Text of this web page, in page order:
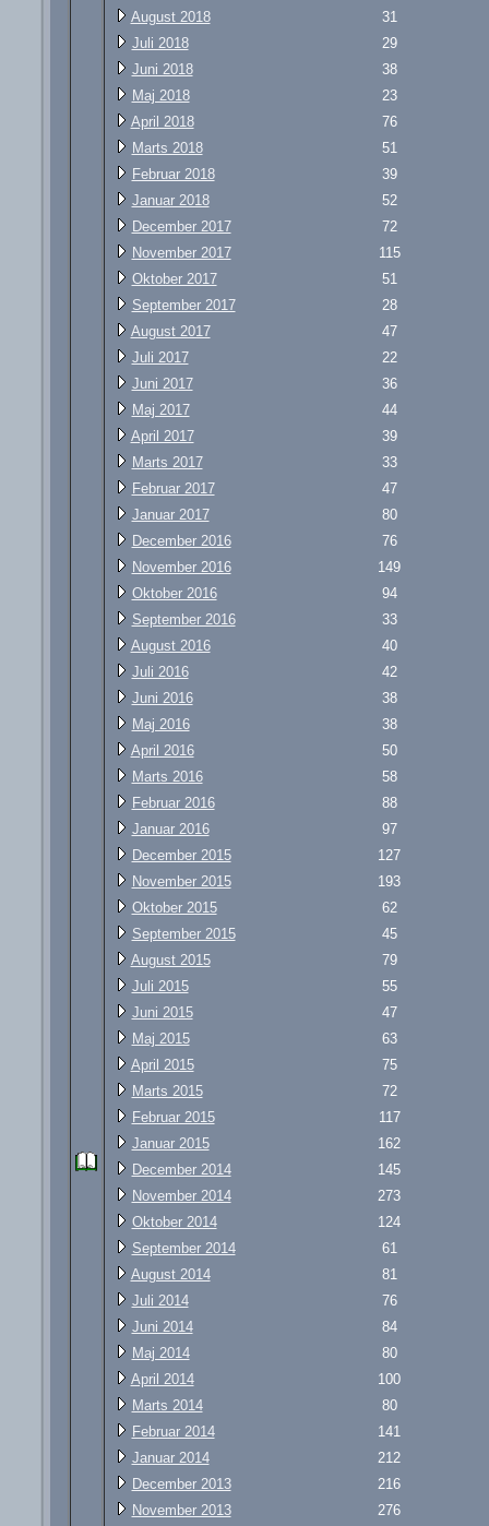
August 2018
31
Juli 2018
29
Juni 2018
38
Maj 2018
23
April 2018
76
Marts 2018
51
Februar 2018
39
Januar 2018
52
December 2017
72
November 2017
115
Oktober 2017
51
September 2017
28
August 2017
47
Juli 2017
22
Juni 2017
36
Maj 2017
44
April 2017
39
Marts 2017
33
Februar 2017
47
Januar 2017
80
December 2016
76
November 2016
149
Oktober 2016
94
September 2016
33
August 2016
40
Juli 2016
42
Juni 2016
38
Maj 2016
38
April 2016
50
Marts 2016
58
Februar 2016
88
Januar 2016
97
December 2015
127
November 2015
193
Oktober 2015
62
September 2015
45
August 2015
79
Juli 2015
55
Juni 2015
47
Maj 2015
63
April 2015
75
Marts 2015
72
Februar 2015
117
Januar 2015
162
December 2014
145
November 2014
273
Oktober 2014
124
September 2014
61
August 2014
81
Juli 2014
76
Juni 2014
84
Maj 2014
80
April 2014
100
Marts 2014
80
Februar 2014
141
Januar 2014
212
December 2013
216
November 2013
276